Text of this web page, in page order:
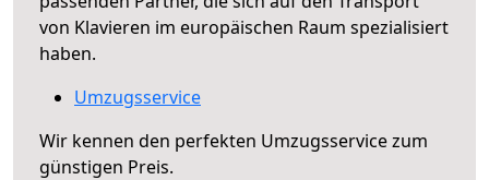
von Klavieren im europäischen Raum spezialisiert
haben.
Umzugsservice
Wir kennen den perfekten Umzugsservice zum
günstigen Preis.